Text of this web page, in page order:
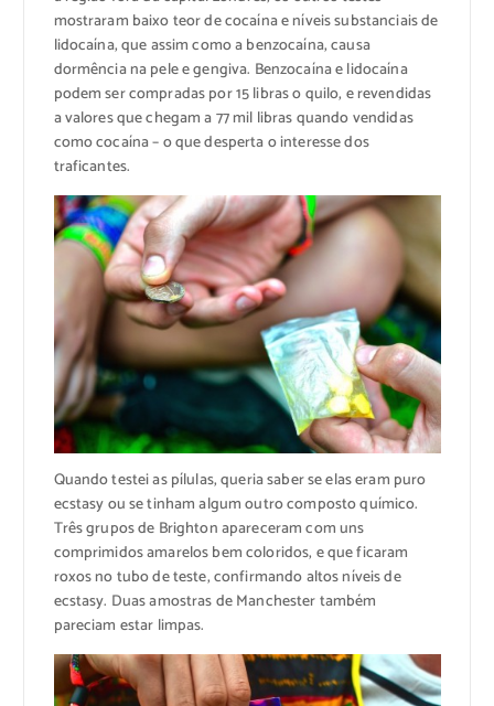
mostraram baixo teor de cocaína e níveis substanciais de
lidocaína, que assim como a benzocaína, causa
dormência na pele e gengiva. Benzocaína e lidocaína
podem ser compradas por 15 libras o quilo, e revendidas
a valores que chegam a 77 mil libras quando vendidas
como cocaína – o que desperta o interesse dos
traficantes.
Quando testei as pílulas, queria saber se elas eram puro
ecstasy ou se tinham algum outro composto químico.
Três grupos de Brighton apareceram com uns
comprimidos amarelos bem coloridos, e que ficaram
roxos no tubo de teste, confirmando altos níveis de
ecstasy. Duas amostras de Manchester também
pareciam estar limpas.